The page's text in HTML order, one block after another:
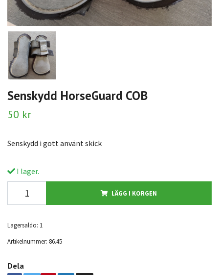
Senskydd HorseGuard COB
50 kr
Senskydd i gott använt skick
I lager.
LÄGG I KORGEN
Lagersaldo: 1
Artikelnummer: 86.45
Dela